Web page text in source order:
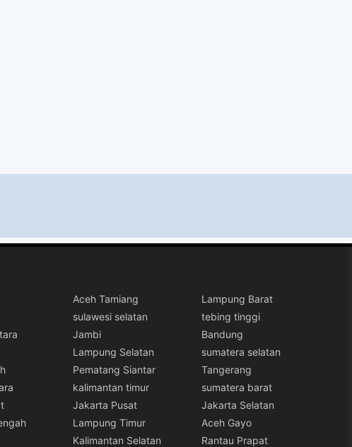
Aceh Tamiang
Lampung Barat
sulawesi selatan
tebing tinggi
Jambi
Bandung
Lampung Selatan
sumatera selatan
Pematang Siantar
Tangerang
kalimantan timur
sumatera barat
Jakarta Pusat
Jakarta Selatan
Lampung Timur
Aceh Gayo
Kalimantan Selatan Rantau Prapat